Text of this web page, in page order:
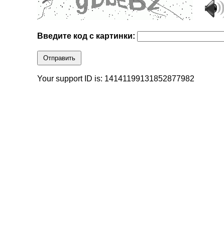
Введите код с картинки:
Отправить
Your support ID is: 14141199131852877982